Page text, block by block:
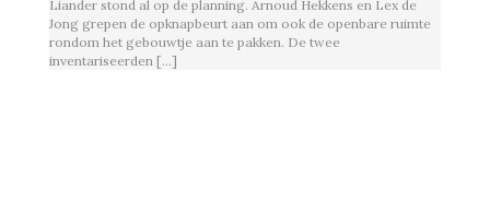
Liander stond al op de planning. Arnoud Hekkens en Lex de
Jong grepen de opknapbeurt aan om ook de openbare ruimte
rondom het gebouwtje aan te pakken. De twee
inventariseerden […]